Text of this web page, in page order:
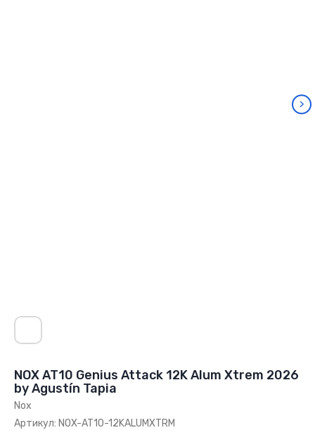
NOX AT10 Genius Attack 12K Alum Xtrem 2026
by Agustín Tapia
Nox
Артикул: NOX-AT10-12KALUMXTRM